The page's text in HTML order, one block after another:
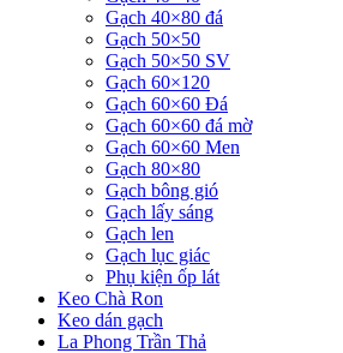
Gạch 40×80 đá
Gạch 50×50
Gạch 50×50 SV
Gạch 60×120
Gạch 60×60 Đá
Gạch 60×60 đá mờ
Gạch 60×60 Men
Gạch 80×80
Gạch bông gió
Gạch lấy sáng
Gạch len
Gạch lục giác
Phụ kiện ốp lát
Keo Chà Ron
Keo dán gạch
La Phong Trần Thả